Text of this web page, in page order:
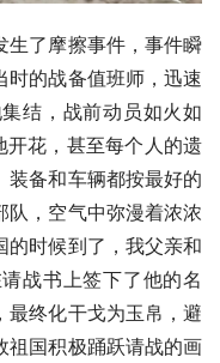
生了摩擦事件，事件瞬
时的战备值班师，迅速
结，战前动员如火如
开花，甚至每个人的遗
装备和车辆都按最好的
队，空气中弥漫着浓浓
的时候到了，我父亲和
战书上签下了他的名
最终化干戈为玉帛，避
祖国积极踊跃请战的画